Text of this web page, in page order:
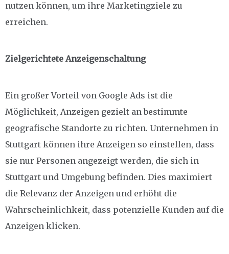
nutzen können, um ihre Marketingziele zu
erreichen.
Zielgerichtete Anzeigenschaltung
Ein großer Vorteil von Google Ads ist die
Möglichkeit, Anzeigen gezielt an bestimmte
geografische Standorte zu richten. Unternehmen in
Stuttgart können ihre Anzeigen so einstellen, dass
sie nur Personen angezeigt werden, die sich in
Stuttgart und Umgebung befinden. Dies maximiert
die Relevanz der Anzeigen und erhöht die
Wahrscheinlichkeit, dass potenzielle Kunden auf die
Anzeigen klicken.